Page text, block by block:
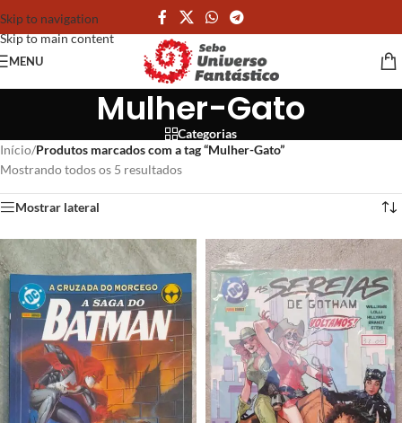
Skip to navigation
Skip to main content
MENU
Mulher-Gato
Categorias
Início/Produtos marcados com a tag “Mulher-Gato”
Mostrando todos os 5 resultados
Mostrar lateral